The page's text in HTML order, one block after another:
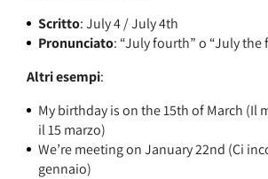
Scritto: July 4 / July 4th
Pronunciato: “July fourth” o “July the
Altri esempi:
My birthday is on the 15th of March (Il
il 15 marzo)
We’re meeting on January 22nd (Ci
gennaio)